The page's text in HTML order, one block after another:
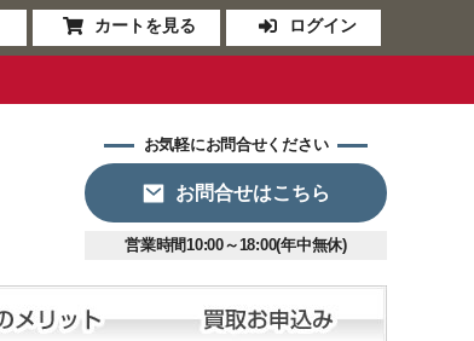
カートを見る ログイン
お気軽にお問合せください
お問合せはこちら
営業時間10:00～18:00(年中無休)